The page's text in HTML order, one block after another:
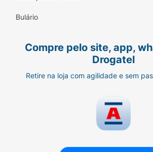
Bulário
Compre pelo site, app,
Drogatel
Retire na loja com agilidade e sem